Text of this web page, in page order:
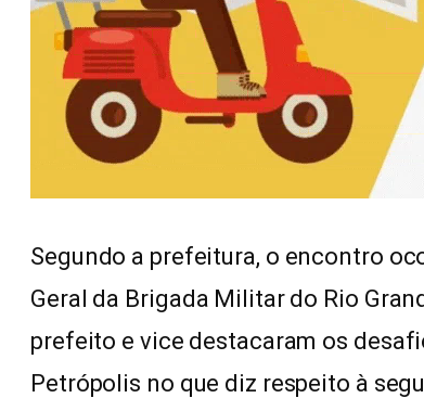
Segundo a prefeitura, o encontro
Geral da Brigada Militar do Rio
prefeito e vice destacaram os
Petrópolis no que diz respeito à